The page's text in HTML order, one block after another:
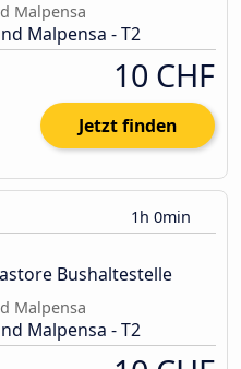
Malpensa
Malpensa - T2
10 CHF
Jetzt finden
1h 0min
Bushaltestelle
Malpensa
Malpensa - T2